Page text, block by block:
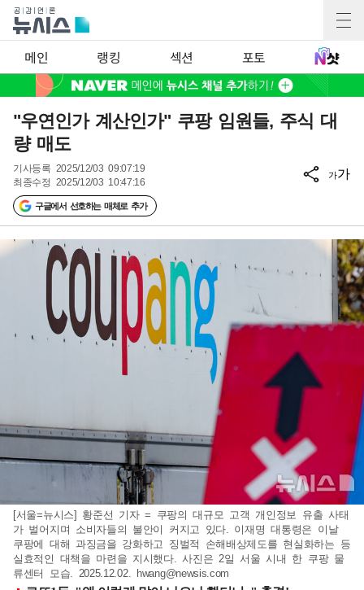
메인 랭킹 섹션 포토
"우연인가 계산인가" 쿠팡 임원들, 주식 대
량 매도
기사등록 2025/12/03 09:07:19
최종수정 2025/12/03 10:47:16
구글에서 선호하는 매체로 추가
가가
[서울=뉴시스] 황준선 기자 = 쿠팡의 대규모 고객 개인정보 유출 사태
가 벌어지며 소비자들의 불안이 커지고 있다. 이재명 대통령은 이날
쿠팡에 대해 과징금을 강화하고 징벌적 손해배상제도를 현실화하는 등
실효적인 대책을 마련을 지시했다. 사진은 2일 서울 시내 한 쿠팡 물
류센터 모습. 2025.12.02. hwang@newsis.com